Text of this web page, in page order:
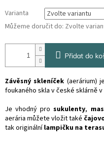
Varianta
Můžeme doručit do: Zvolte
Přidat do
Závěsný skleníček (aerárium)
foukaného skla v české sklárně v
Je vhodný prosukulenty,
aerária můžete vložit také
tak originálnílampičku na